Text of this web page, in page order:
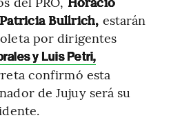
Bullrich, estarán
por dirigentes
y Luis Petri,
confirmó esta
de Jujuy será su